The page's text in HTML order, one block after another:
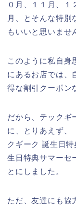
０月、１１月、１
月、とそんな特別
もいいと思いませ
このように私自身
にあるお店では、
得な割引クーポン
だから、テックギ
に、とりあえず、
クギーク 誕生日
生日特典サマーセ
とにしました。
ただ、友達にも協